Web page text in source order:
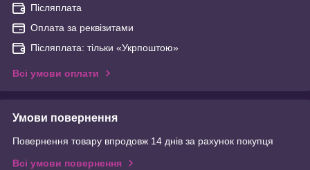
Післяплата
Оплата за реквізитами
Післяплата: тільки «Укрпоштою»
Всі умови оплати
Умови повернення
Повернення товару впродовж 14 днів за рахунок покупця
Всі умови повернення